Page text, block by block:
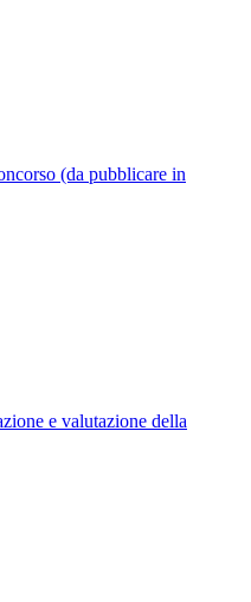
(da pubblicare in
e valutazione della